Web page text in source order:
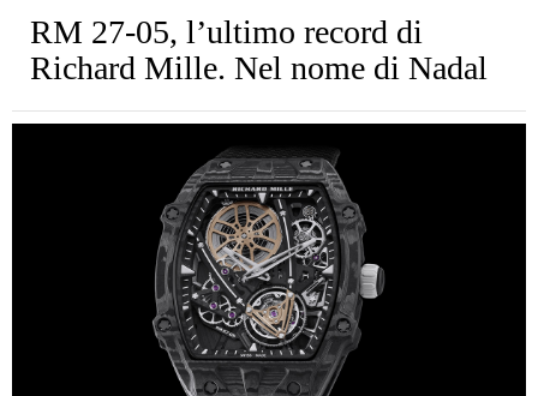
RM 27-05, l’ultimo record di
Richard Mille. Nel nome di Nadal